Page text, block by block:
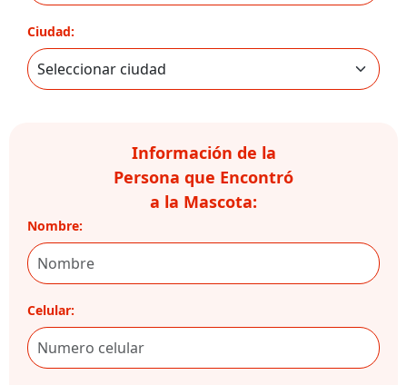
Ciudad:
Información de la
Persona que Encontró
a la Mascota:
Nombre:
Celular: